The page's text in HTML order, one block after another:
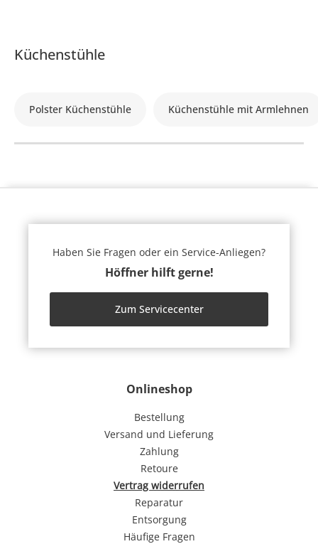
Küchenstühle
Polster Küchenstühle Küchenstühle mit Armlehnen
Onlineshop
Bestellung
Versand und Lieferung
Zahlung
Retoure
Vertrag widerrufen
Reparatur
Entsorgung
Häufige Fragen
Haben Sie Fragen oder ein Service-Anliegen?
Höffner hilft gerne!
Zum Servicecenter